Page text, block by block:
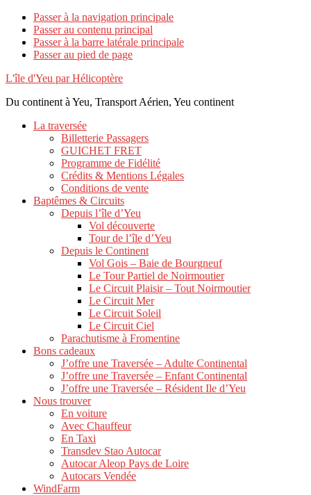
Passer à la navigation principale
Passer au contenu principal
Passer à la barre latérale principale
Passer au pied de page
L'île d'Yeu par Hélicoptère
Du continent à Yeu, Transport Aérien, Yeu continent
La traversée
Billetterie Passagers
GUICHET FRET
Programme de Fidélité
Crédits & Mentions Légales
Conditions de vente
Baptêmes & Circuits
Depuis l’île d’Yeu
Vol découverte
Tour de l’île d’Yeu
Depuis le Continent
Vol Gois – Baie de Bourgneuf
Le Tour Partiel de Noirmoutier
Le Circuit Plaisir – Tout Noirmoutier
Le Circuit Mer
Le Circuit Soleil
Le Circuit Ciel
Parachutisme à Fromentine
Bons cadeaux
J’offre une Traversée – Adulte Continental
J’offre une Traversée – Enfant Continental
J’offre une Traversée – Résident Ile d’Yeu
Nous trouver
En voiture
Avec Chauffeur
En Taxi
Transdev Stao Autocar
Autocar Aleop Pays de Loire
Autocars Vendée
WindFarm